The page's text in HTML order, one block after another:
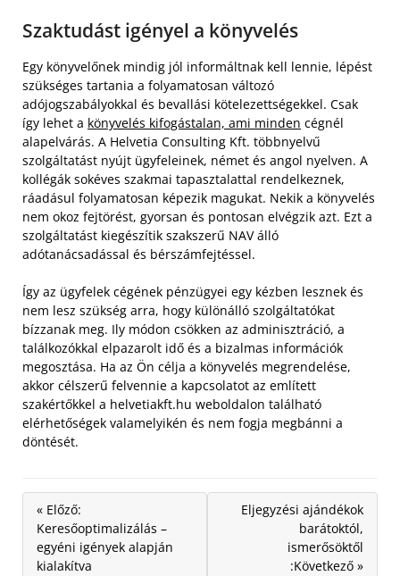
Szaktudást igényel a könyvelés
Egy könyvelőnek mindig jól informáltnak kell lennie, lépést
szükséges tartania a folyamatosan változó
adójogszabályokkal és bevallási kötelezettségekkel. Csak
így lehet a könyvelés kifogástalan, ami minden cégnél
alapelvárás. A Helvetia Consulting Kft. többnyelvű
szolgáltatást nyújt ügyfeleinek, német és angol nyelven. A
kollégák sokéves szakmai tapasztalattal rendelkeznek,
ráadásul folyamatosan képezik magukat. Nekik a könyvelés
nem okoz fejtörést, gyorsan és pontosan elvégzik azt. Ezt a
szolgáltatást kiegészítik szakszerű NAV álló
adótanácsadással és bérszámfejtéssel.
Így az ügyfelek cégének pénzügyei egy kézben lesznek és
nem lesz szükség arra, hogy különálló szolgáltatókat
bízzanak meg. Ily módon csökken az adminisztráció, a
találkozókkal elpazarolt idő és a bizalmas információk
megosztása. Ha az Ön célja a könyvelés megrendelése,
akkor célszerű felvennie a kapcsolatot az említett
szakértőkkel a helvetiakft.hu weboldalon található
elérhetőségek valamelyikén és nem fogja megbánni a
döntését.
« Előző:
Keresőoptimalizálás –
egyéni igények alapján
kialakítva
Eljegyzési ajándékok
barátoktól,
ismerősöktől
:Következő »